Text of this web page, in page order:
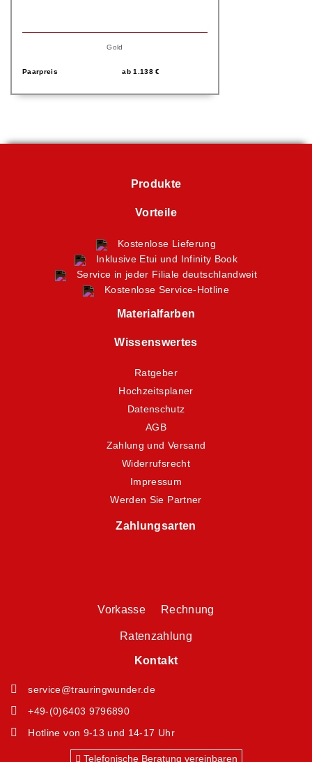
Gold
Paarpreis ab1.138€
Produkte
Vorteile
Kostenlose Lieferung
Inklusive Etui und Infinity Book
Service in jeder Filiale deutschlandweit
Kostenlose Service-Hotline
Materialfarben
Wissenswertes
Ratgeber
Hochzeitsplaner
Datenschutz
AGB
Zahlung und Versand
Widerrufsrecht
Impressum
Werden Sie Partner
Zahlungsarten
Vorkasse Rechnung
Ratenzahlung
Kontakt
service@trauringwunder.de
+49-(0)6403 9796890
Hotline von 9-13 und 14-17 Uhr
Telefonische Beratung vereinbaren